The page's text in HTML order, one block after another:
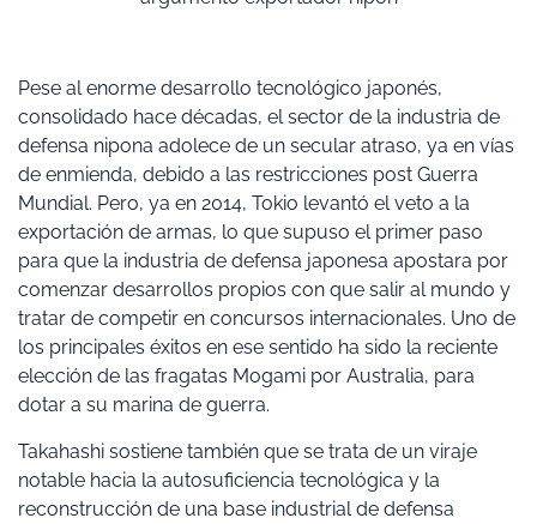
Pese al enorme desarrollo tecnológico japonés,
consolidado hace décadas, el sector de la industria de
defensa nipona adolece de un secular atraso, ya en vías
de enmienda, debido a las restricciones post Guerra
Mundial. Pero, ya en 2014, Tokio levantó el veto a la
exportación de armas, lo que supuso el primer paso
para que la industria de defensa japonesa apostara por
comenzar desarrollos propios con que salir al mundo y
tratar de competir en concursos internacionales. Uno de
los principales éxitos en ese sentido ha sido la reciente
elección de las fragatas Mogami por Australia, para
dotar a su marina de guerra.
Takahashi sostiene también que se trata de un viraje
notable hacia la autosuficiencia tecnológica y la
reconstrucción de una base industrial de defensa